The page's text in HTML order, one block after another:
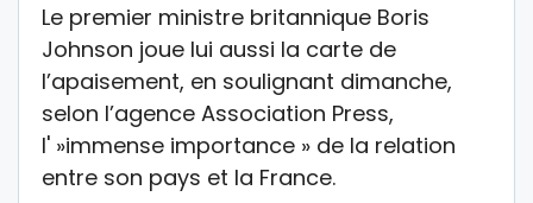
Le premier ministre britannique Boris
Johnson joue lui aussi la carte de
l’apaisement, en soulignant dimanche,
selon l’agence Association Press,
l' »immense importance » de la relation
entre son pays et la France.